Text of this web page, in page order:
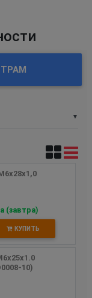
▼
(завтра)
КУПИТЬ
10)